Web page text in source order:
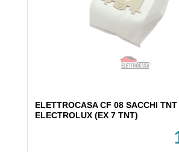
ELETTROCASA CF 08 SACCHI TNT
ELECTROLUX (EX 7 TNT)